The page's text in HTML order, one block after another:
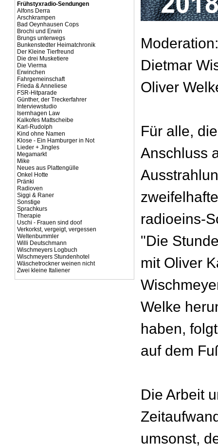
Frühstyxradio-Sendungen
Alfons Derra
Arschkrampen
Bad Oeynhausen Cops
Brochi und Erwin
Brungs unterwegs
Bunkenstedter Heimatchronik
Der Kleine Tierfreund
Die drei Musketiere
Die Vierma
Erwinchen
Fahrgemeinschaft
Frieda & Anneliese
FSR-Hitparade
Günther, der Treckerfahrer
Interviewstudio
Isernhagen Law
Kalkofes Mattscheibe
Karl-Rudolph
Kind ohne Namen
Klose - Ein Hamburger in Not
Lieder + Jingles
Megamarkt
Mike
Neues aus Plattengülle
Onkel Hotte
Pränki
Radioven
Siggi & Raner
Sonstige
Sprachkurs
Therapie
Uschi - Frauen sind doof
Verkorkst, vergeigt, vergessen
Weltenbummler
Willi Deutschmann
Wischmeyers Logbuch
Wischmeyers Stundenhotel
Wäschetrockner weinen nicht
Zwei kleine Italiener
Dietmar
Oliver
Für alle,
Anschluss
radioeins-
"Die
mit Oliver
Welke
haben,
auf dem
Die Arbeit
umsonst,